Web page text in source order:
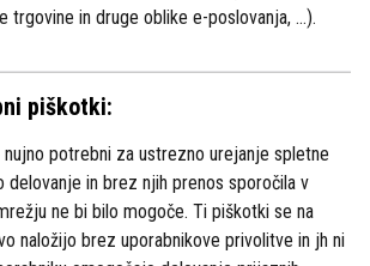
trgovine in druge oblike e-poslovanja, …).
piškotki:
potrebni za ustrezno urejanje spletne
delovanje in brez njih prenos sporočila v
ne bi bilo mogoče. Ti piškotki se na
naložijo brez uporabnikove privolitve in jh ni